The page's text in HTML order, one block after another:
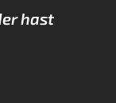
hast